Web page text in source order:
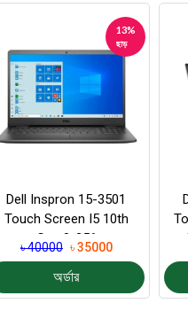
13%
ছাড়
Dell Inspron 15-3501
Touch Screen I5 10th
Gen 8-256
৳ 40000 ৳ 35000
অর্ডার